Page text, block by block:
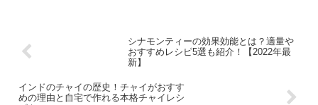
シナモンティーの効果効能とは？適量や
おすすめレシピ5選も紹介！【2022年最
新】
インドのチャイの歴史！チャイがおすす
めの理由と自宅で作れる本格チャイレシ